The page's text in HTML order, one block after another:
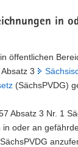
in
öffentlichen
3
(SächsPVDG)
Absatz 3 Nr. 1
in oder an